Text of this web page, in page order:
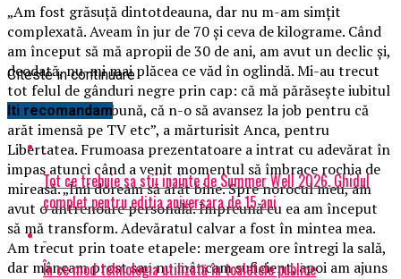
„Am fost grăsuță dintotdeauna, dar nu m-am simțit
complexată. Aveam în jur de 70 și ceva de kilograme. Când
am început să mă apropii de 30 de ani, am avut un declic și,
deodată, nu-mi mai plăcea ce văd în oglindă. Mi-au trecut
tot felul de gânduri negre prin cap: că mă părăsește iubitul
pentru una mai bună, că n-o să avansez la job pentru că
arăt imensă pe TV etc”, a mărturisit Anca, pentru
Libertatea. Frumoasa prezentatoare a intrat cu adevărat în
impas atunci când a venit momentul să îmbrace rochia de
mireasă. „Îmi doream să arăt bine. Spre norocul meu, am
avut o antrenoare personală. Împreună cu ea am început
să mă transform. Adevăratul calvar a fost în mintea mea.
Am trecut prin toate etapele: mergeam ore întregi la sală,
dar mâncam prost sau nu mâncam suficient, apoi am ajuns
Citeste in continuare
Iti recomandam
Tot ce trebuie sa stii inainte de Summer Well 2026. Ghidul
complet pentru editia aniversara de 15 ani
În ce mod tehnologia utilizată în toaletele publice